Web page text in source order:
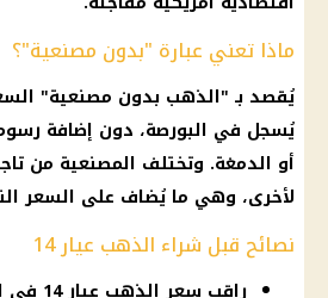
ماذا تعني عبارة "بدون مصنعية"؟
يُقصد بـ "الذهب بدون مصنعية"
يُسجل في البورصة، دون إضافة رسوم
أو الدمغة. وتختلف المصنعية من
لأخرى، وهي ما يُضاف على السعر
نصائح قبل شراء الذهب عيار 14
راقب سعر الذهب عيار 14 في البورصة يوميًا